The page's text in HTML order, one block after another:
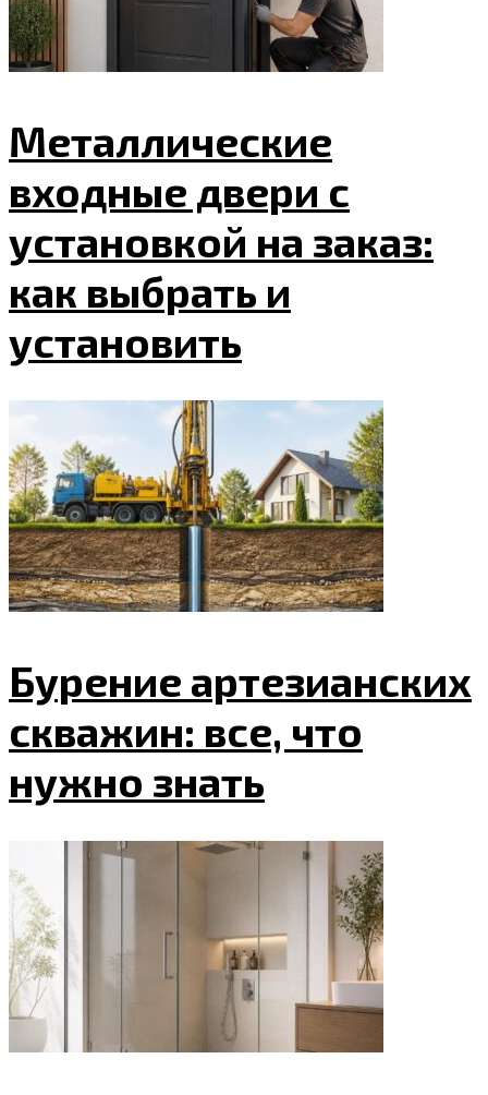
Металлические
входные двери с
установкой на заказ:
как выбрать и
установить
Бурение артезианских
скважин: все, что
нужно знать